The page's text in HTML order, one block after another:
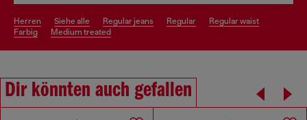
herren siehe alle regular jeans regular
regular waist
farbig
medium treated
Dir könnten auch gefallen